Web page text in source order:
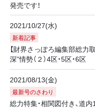
発売です！
2021/10/27(水)
新着記事
【財界さっぽろ編集部総力
深”情勢（２）4区・5区・6区
2021/08/13(金)
最新号のさわり
総力特集・相関図付き、道